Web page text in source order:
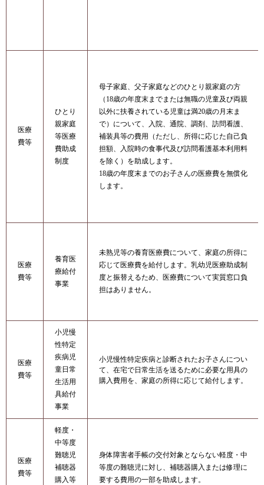
医療
費等
ひとり
親家庭
等医療
費助成
制度
母子家庭、父子家庭などのひとり親家庭の方
（18歳の年度末までまたは無職の児童及び両親
以外に扶養されている児童は満20歳の月末ま
で）について、入院、通院、調剤、訪問看護、
補装具等の費用（ただし、所得に応じた自己負
担額、入院時の食事代及び訪問看護基本利用料
を除く）を助成します。
18歳の年度末までのお子さんの医療費を無償化
します。
医療
費等
養育医
療給付
事業
未熟児等の養育医療費について、家庭の所得に
応じて医療費を給付します。乳幼児医療助成制
度と振替えるため、医療費について実質窓口負
担はありません。
医療
費等
小児慢
性特定
疾病児
童日常
生活用
具給付
事業
小児慢性特定疾病と診断されたお子さんについ
て、在宅で日常生活を送るために必要な用具の
購入費用を、家庭の所得に応じて給付します。
医療
費等
軽度・
中等度
難聴児
補聴器
購入等
身体障害者手帳の交付対象とならない軽度・中
等度の難聴児に対し、補聴器購入または修理に
要する費用の一部を助成します。